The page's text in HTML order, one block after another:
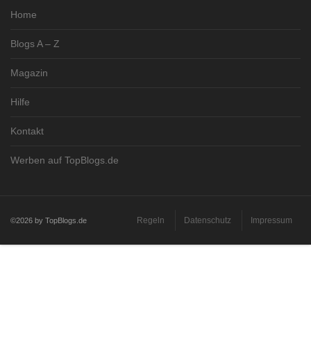
Home
Blogs A – Z
Magazin
Hilfe
Kontakt
Werben auf TopBlogs.de
©2026 by TopBlogs.de Regeln Datenschutz Impressum